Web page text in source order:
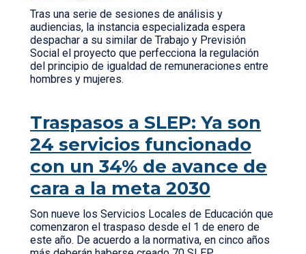
Tras una serie de sesiones de análisis y
audiencias, la instancia especializada espera
despachar a su similar de Trabajo y Previsión
Social el proyecto que perfecciona la regulación
del principio de igualdad de remuneraciones entre
hombres y mujeres.
Traspasos a SLEP: Ya son
24 servicios funcionado
con un 34% de avance de
cara a la meta 2030
Son nueve los Servicios Locales de Educación que
comenzaron el traspaso desde el 1 de enero de
este año. De acuerdo a la normativa, en cinco años